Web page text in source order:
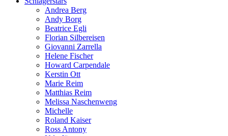
Andrea Berg
Andy Borg
Beatrice Egli
Florian Silbereisen
Giovanni Zarrella
Helene Fischer
Howard Carpendale
Kerstin Ott
Marie Reim
Matthias Reim
Melissa Naschenweng
Michelle
Roland Kaiser
Ross Antony